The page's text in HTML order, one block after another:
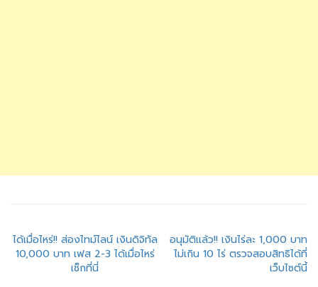
แนะแนว
เรื่อง
ได้เมื่อไหร่!! ส่องไทม์ไลน์ เงินดิจิทัล
10,000 บาท เฟส 2-3 ได้เมื่อไหร่
เช็กที่นี่
อนุมัติแล้ว!! เงินไร่ละ 1,000 บาท
ไม่เกิน 10 ไร่ ตรวจสอบสิทธิได้ที่
เว็บไซต์นี้